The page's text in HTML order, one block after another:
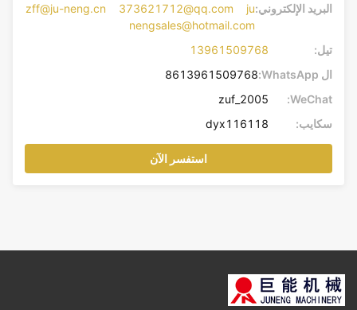
البريد الإلكتروني:zff@ju-neng.cn 373621712@qq.com ju
nengsales@hotmail.com
تيل:
13961509768
ال WhatsApp:
8613961509768
WeChat:
zuf_2005
سكايب:
dyx116118
استفسر الآن